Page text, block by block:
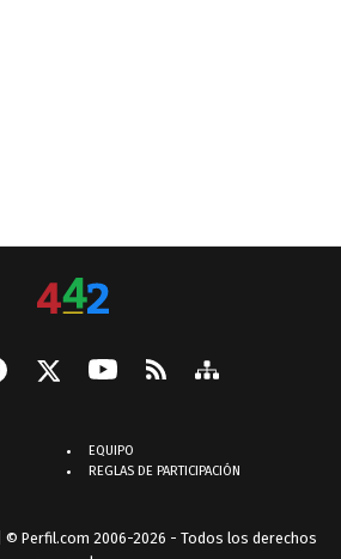
EQUIPO
REGLAS DE PARTICIPACIÓN
| © Perfil.com 2006-2026 - Todos los derechos